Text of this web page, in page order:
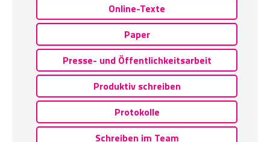
Online-Texte
Paper
Presse- und Öffentlichkeitsarbeit
Produktiv schreiben
Protokolle
Schreiben im Team